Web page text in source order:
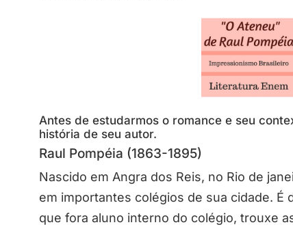
Antes de estudarmos o romance e seu
história de seu autor.
Raul Pompéia (1863-1895)
Nascido em Angra dos Reis, no Rio de
em importantes colégios de sua cidade. É
que fora aluno interno do colégio, trouxe